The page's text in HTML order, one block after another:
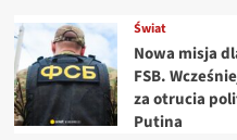
Świat
Nowa misja
FSB.
za otrucia
Putina